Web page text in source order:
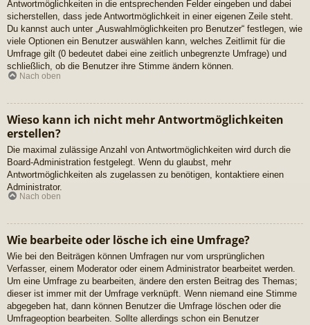
Antwortmöglichkeiten in die entsprechenden Felder eingeben und dabei
sicherstellen, dass jede Antwortmöglichkeit in einer eigenen Zeile steht.
Du kannst auch unter „Auswahlmöglichkeiten pro Benutzer“ festlegen, wie
viele Optionen ein Benutzer auswählen kann, welches Zeitlimit für die
Umfrage gilt (0 bedeutet dabei eine zeitlich unbegrenzte Umfrage) und
schließlich, ob die Benutzer ihre Stimme ändern können.
Nach oben
Wieso kann ich nicht mehr Antwortmöglichkeiten
erstellen?
Die maximal zulässige Anzahl von Antwortmöglichkeiten wird durch die
Board-Administration festgelegt. Wenn du glaubst, mehr
Antwortmöglichkeiten als zugelassen zu benötigen, kontaktiere einen
Administrator.
Nach oben
Wie bearbeite oder lösche ich eine Umfrage?
Wie bei den Beiträgen können Umfragen nur vom ursprünglichen
Verfasser, einem Moderator oder einem Administrator bearbeitet werden.
Um eine Umfrage zu bearbeiten, ändere den ersten Beitrag des Themas;
dieser ist immer mit der Umfrage verknüpft. Wenn niemand eine Stimme
abgegeben hat, dann können Benutzer die Umfrage löschen oder die
Umfrageoption bearbeiten. Sollte allerdings schon ein Benutzer